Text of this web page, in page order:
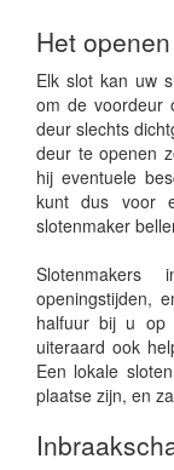
Het
Elk slot kan uw
om de voordeur
deur slechts
deur te openen
hij eventuele
kunt dus voor
slotenmaker
openingstijden,
halfuur bij u op
uiteraard ook
Een lokale
plaatse zijn, en